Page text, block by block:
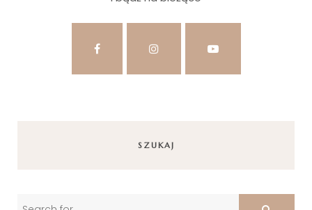
SZUKAJ